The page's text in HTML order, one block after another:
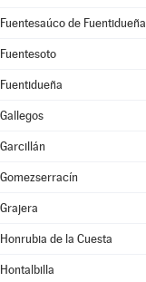
Fuentesaúco de Fuentidueña
Fuentesoto
Fuentidueña
Gallegos
Garcillán
Gomezserracín
Grajera
Honrubia de la Cuesta
Hontalbilla